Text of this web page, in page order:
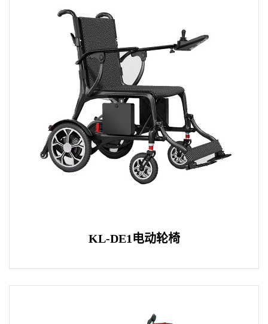
KL-DE1电动轮椅